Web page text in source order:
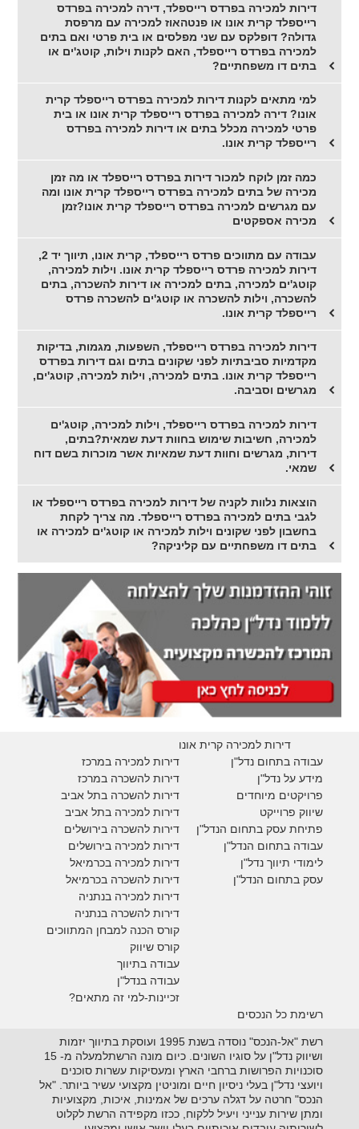
דירות למכירה בפרדס רייספלד, דירה למכירה בפרדס
רייספלד קרית אונו או פנטהאוז למכירה עם מרפסת
גדולה? דופלקס עם שני מפלסים או בית פרטי ואם בתים
למכירה בפרדס רייספלד, האם לקנות וילות, קוטג'ים או
בתים דו משפחתיים?
למי מתאים לקנות דירות למכירה בפרדס רייספלד קרית
אונו? דירה למכירה בפרדס רייספלד קרית אונו או בית
פרטי למכירה מכלל בתים או דירות למכירה בפרדס
רייספלד קרית אונו.
כמה זמן לוקח למכור דירות בפרדס רייספלד או מה זמן
מכירה של בתים למכירה בפרדס רייספלד קרית אונו ומה
עם מגרשים למכירה בפרדס רייספלד קרית אונו?זמן
מכירה אספקטים
עבודה עם מתווכים פרדס רייספלד, קרית אונו, תיווך יד 2,
דירות למכירה פרדס רייספלד קרית אונו. וילות למכירה,
קוטג'ים למכירה, בתים למכירה או דירות להשכרה, בתים
להשכרה, וילות להשכרה או קוטג'ים להשכרה פרדס
רייספלד קרית אונו.
דירות למכירה בפרדס רייספלד, השפעות, מגמות, בדיקות
מקדמיות סביבתיות לפני שקונים בתים וגם דירות בפרדס
רייספלד קרית אונו. בתים למכירה, וילות למכירה, קוטג'ים,
מגרשים וסביבה.
דירות למכירה בפרדס רייספלד, וילות למכירה, קוטג'ים
למכירה, חשיבות שימוש בחוות דעת שמאית?בתים,
דירות, מגרשים וחוות דעת שמאיות אשר מוכרות בשם דוח
שמאי.
הוצאות נלוות לקניה של דירות למכירה בפרדס רייספלד או
לגבי בתים למכירה בפרדס רייספלד. מה צריך לקחת
בחשבון לפני שקונים וילות למכירה או קוטג'ים למכירה או
בתים דו משפחתיים עם קליניקה?
דירות למכירה קרית אונו
דירות למכירה במרכז
דירות להשכרה במרכז
דירות להשכרה בתל אביב
דירות למכירה בתל אביב
דירות להשכרה בירושלים
דירות למכירה בירושלים
דירות למכירה בכרמיאל
דירות להשכרה בכרמיאל
דירות למכירה בנתניה
דירות להשכרה בנתניה
קורס הכנה למבחן המתווכים
קורס שיווק
עבודה בתיווך
עבודה בנדל"ן
זכיינות-למי זה מתאים?
עבודה בתחום נדל"ן
מידע על נדל"ן
פרויקטים מיוחדים
שיווק פרוייקט
פתיחת עסק בתחום הנדל"ן
עבודה בתחום הנדל"ן
לימודי תיווך נדל"ן
עסק בתחום הנדל"ן
רשימת כל הנכסים
רשת "אל-הנכס" נוסדה בשנת 1995 ועוסקת בתיווך יזמות
ושיווק נדל"ן על סוגיו השונים. כיום מונה הרשתלמעלה מ- 15
סוכנויות הפרושות ברחבי הארץ ומעסיקות עשרות סוכנים
ויועצי נדל"ן בעלי ניסיון חיים ומוניטין מקצועי עשיר ביותר. "אל
הנכס" חרטה על דגלה ערכים של אמינות, איכות, מקצועיות
ומתן שירות ענייני ויעיל ללקוח, ככזו מקפידה הרשת לקלוט